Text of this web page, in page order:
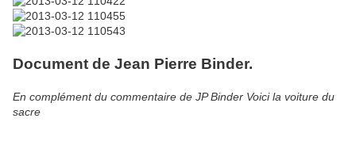
Document de Jean Pierre Binder.
En complément du commentaire de JP Binder Voici la voiture du
sacre